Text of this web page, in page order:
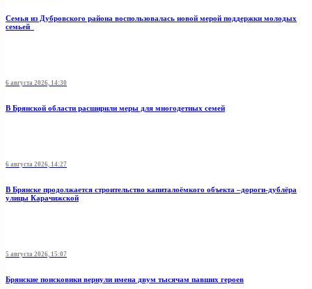
Семья из Дубровского района воспользовалась новой мерой поддержки молодых
семьей
6 августа 2026, 14:30
В Брянской области расширили меры для многодетных семей
6 августа 2026, 14:27
В Брянске продолжается строительство капиталоёмкого объекта –дороги-дублёра
улицы Карачижской
5 августа 2026, 15:07
Брянские поисковики вернули имена двум тысячам павших героев